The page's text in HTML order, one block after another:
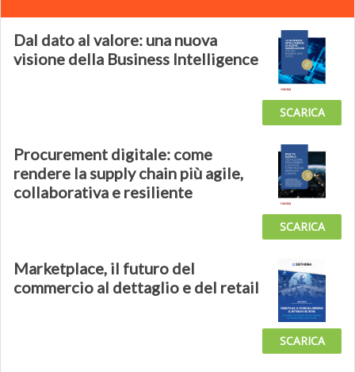
Dal dato al valore: una nuova
visione della Business Intelligence
SCARICA
Procurement digitale: come
rendere la supply chain più agile,
collaborativa e resiliente
SCARICA
Marketplace, il futuro del
commercio al dettaglio e del retail
SCARICA